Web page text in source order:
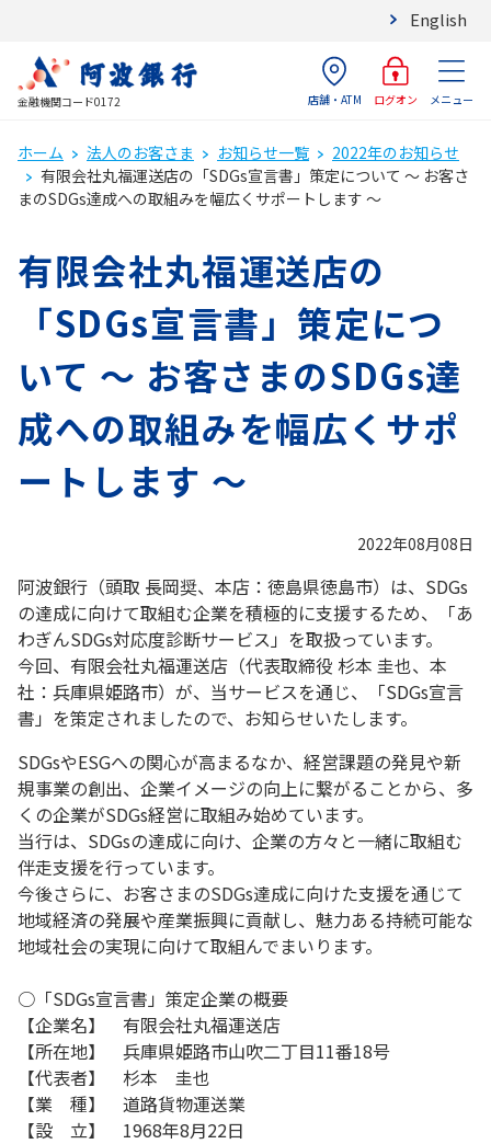
English
金融機関コード0172 店舗・ATM ログオン メニュー
ホーム 法人のお客さま お知らせ一覧
2022年のお知らせ
有限会社丸福運送店の「SDGs宣言書」策定について ～ お客さ
まのSDGs達成への取組みを幅広くサポートします ～
有限会社丸福運送店の
「SDGs宣言書」策定につ
いて ～ お客さまのSDGs達
成への取組みを幅広くサポ
ートします ～
2022年08月08日
阿波銀行（頭取 長岡奨、本店：徳島県徳島市）は、SDGs
の達成に向けて取組む企業を積極的に支援するため、「あ
わぎんSDGs対応度診断サービス」を取扱っています。
今回、有限会社丸福運送店（代表取締役 杉本 圭也、本
社：兵庫県姫路市）が、当サービスを通じ、「SDGs宣言
書」を策定されましたので、お知らせいたします。
SDGsやESGへの関心が高まるなか、経営課題の発見や新
規事業の創出、企業イメージの向上に繋がることから、多
くの企業がSDGs経営に取組み始めています。
当行は、SDGsの達成に向け、企業の方々と一緒に取組む
伴走支援を行っています。
今後さらに、お客さまのSDGs達成に向けた支援を通じて
地域経済の発展や産業振興に貢献し、魅力ある持続可能な
地域社会の実現に向けて取組んでまいります。
○「SDGs宣言書」策定企業の概要
【企業名】 有限会社丸福運送店
【所在地】 兵庫県姫路市山吹二丁目11番18号
【代表者】 杉本 圭也
【業 種】 道路貨物運送業
【設 立】 1968年8月22日